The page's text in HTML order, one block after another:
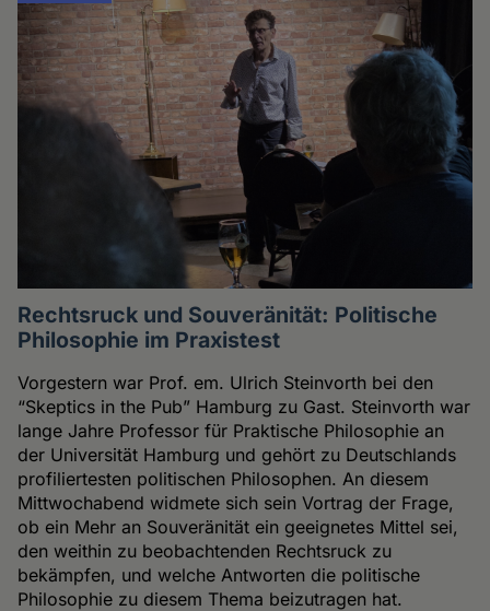
Rechtsruck und Souveränität: Politische
Philosophie im Praxistest
Vorgestern war Prof. em. Ulrich Steinvorth bei den
“Skeptics in the Pub” Hamburg zu Gast. Steinvorth war
lange Jahre Professor für Praktische Philosophie an
der Universität Hamburg und gehört zu Deutschlands
profiliertesten politischen Philosophen. An diesem
Mittwochabend widmete sich sein Vortrag der Frage,
ob ein Mehr an Souveränität ein geeignetes Mittel sei,
den weithin zu beobachtenden Rechtsruck zu
bekämpfen, und welche Antworten die politische
Philosophie zu diesem Thema beizutragen hat.